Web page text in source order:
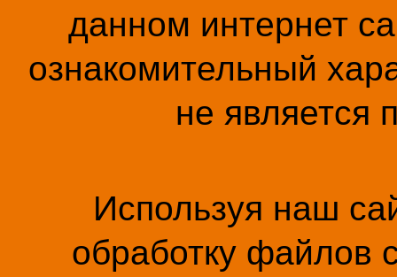
данном интернет
ознакомительный
не является
Используя наш
обработку файлов